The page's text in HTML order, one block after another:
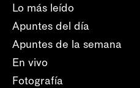
Lo más leído
Apuntes del día
Apuntes de la semana
En vivo
Fotografía